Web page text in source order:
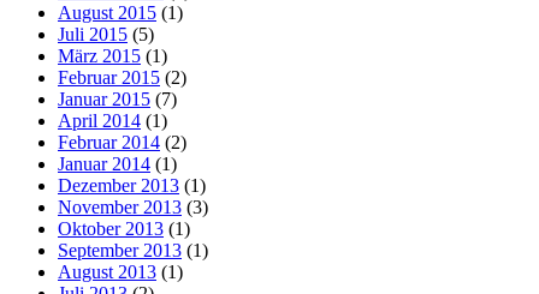
August 2015 (1)
Juli 2015 (5)
März 2015 (1)
Februar 2015 (2)
Januar 2015 (7)
April 2014 (1)
Februar 2014 (2)
Januar 2014 (1)
Dezember 2013 (1)
November 2013 (3)
Oktober 2013 (1)
September 2013 (1)
August 2013 (1)